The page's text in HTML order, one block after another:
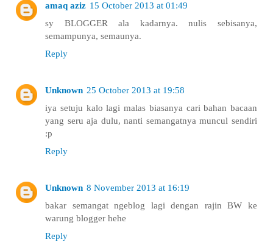
amaq aziz 15 October 2013 at 01:49
sy BLOGGER ala kadarnya. nulis sebisanya,
semampunya, semaunya.
Reply
Unknown 25 October 2013 at 19:58
iya setuju kalo lagi malas biasanya cari bahan bacaan
yang seru aja dulu, nanti semangatnya muncul sendiri
:p
Reply
Unknown 8 November 2013 at 16:19
bakar semangat ngeblog lagi dengan rajin BW ke
warung blogger hehe
Reply